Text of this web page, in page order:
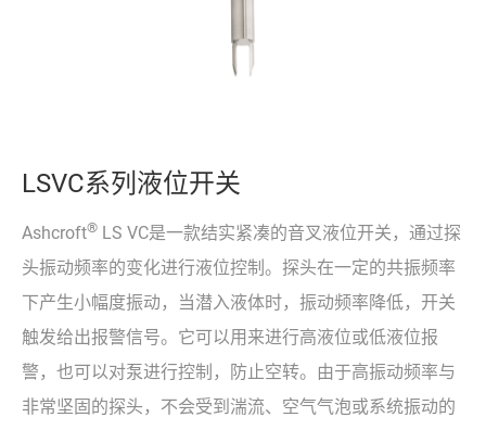
LSVC系列液位开关
Ashcroft® LS VC是一款结实紧凑的音叉液位开关，通过探
头振动频率的变化进行液位控制。探头在一定的共振频率
下产生小幅度振动，当潜入液体时，振动频率降低，开关
触发给出报警信号。它可以用来进行高液位或低液位报
警，也可以对泵进行控制，防止空转。由于高振动频率与
非常坚固的探头，不会受到湍流、空气气泡或系统振动的